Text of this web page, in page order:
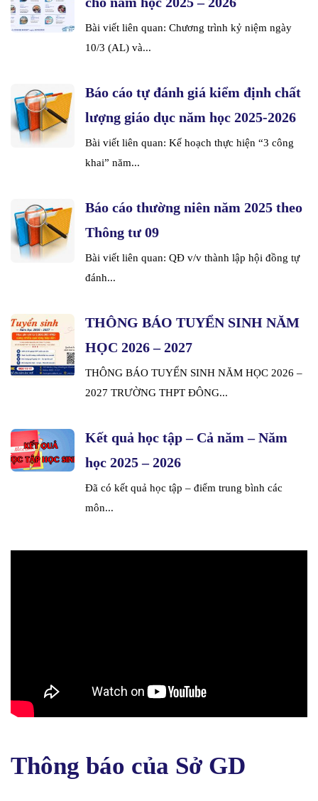
Bài viết liên quan: Chương trình kỷ niệm ngày
10/3 (AL) và...
Báo cáo tự đánh giá kiểm định chất
lượng giáo dục năm học 2025-2026
Bài viết liên quan: Kế hoạch thực hiện “3 công
khai” năm...
Báo cáo thường niên năm 2025 theo
Thông tư 09
Bài viết liên quan: QĐ v/v thành lập hội đồng tự
đánh...
THÔNG BÁO TUYỂN SINH NĂM
HỌC 2026 – 2027
THÔNG BÁO TUYỂN SINH NĂM HỌC 2026 –
2027 TRƯỜNG THPT ĐÔNG...
Kết quả học tập – Cả năm – Năm
học 2025 – 2026
Đã có kết quả học tập – điểm trung bình các
môn...
Thông báo của Sở GD